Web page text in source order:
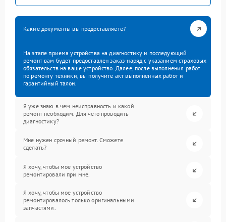
Какие документы вы предоставляете?
На этапе приема устройства на диагностику и последующий
ремонт вам будет предоставлен заказ-наряд с указанием страховых
обязательств на ваше устройство. Далее, после выполнения работ
по ремонту техники, вы получите акт выполненных работ и
гарантийный талон.
Я уже знаю в чем неисправность и какой
ремонт необходим. Для чего проводить
диагностику?
Мне нужен срочный ремонт. Сможете
сделать?
Я хочу, чтобы мое устройство
ремонтировали при мне.
Я хочу, чтобы мое устройство
ремонтировалось только оригинальными
запчастями.